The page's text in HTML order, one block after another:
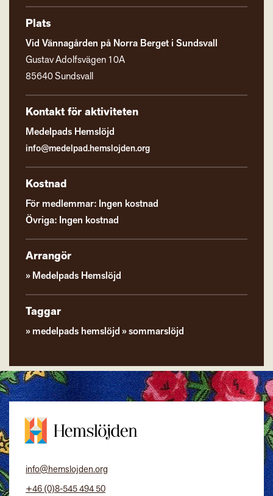
Plats
Vid Vännagården på Norra Berget i Sundsvall
Gustav Adolfsvägen 10A
85640 Sundsvall
Kontakt för aktiviteten
Medelpads Hemslöjd
info@medelpad.hemslojden.org
Kostnad
För medlemmar: Ingen kostnad
Övriga: Ingen kostnad
Arrangör
Medelpads Hemslöjd
Taggar
medelpads hemslöjd sommarslöjd
info@hemslojden.org
+46 (0)8-545 494 50